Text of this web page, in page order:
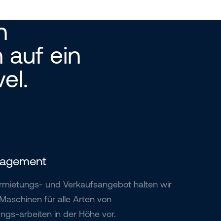
auf ein
und Verkaufsangebot halten wir
für alle Arten von
arbeiten in der Höhe vor.